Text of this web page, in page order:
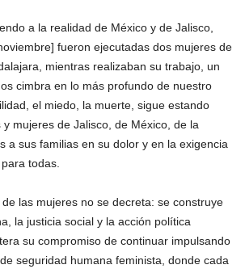
a la realidad de México y de Jalisco,
fueron ejecutadas dos mujeres de
mientras realizaban su trabajo, un
cimbra en lo más profundo de nuestro
el miedo, la muerte, sigue estando
mujeres de Jalisco, de México, de la
a sus familias en su dolor y en la exigencia
todas.
las mujeres no se decreta: se construye
la justicia social y la acción política
su compromiso de continuar impulsando
seguridad humana feminista, donde cada